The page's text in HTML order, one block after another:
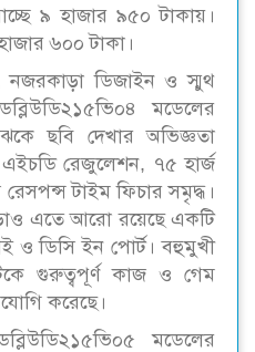
৯ হাজার ৯৫০ টাকায়।
৬০০ টাকা।
নজরকাড়া ডিজাইন ও স্মুথ
মডেলের
ছবি দেখার অভিজ্ঞতা
রেজুলেশন, ৭৫ হার্জ
টাইম ফিচার সমৃদ্ধ।
এতে আরো রয়েছে একটি
ডিসি ইন পোর্ট। বহুমুখী
গুরুত্বপূর্ণ কাজ ও গেম
করেছে।
মডেলের